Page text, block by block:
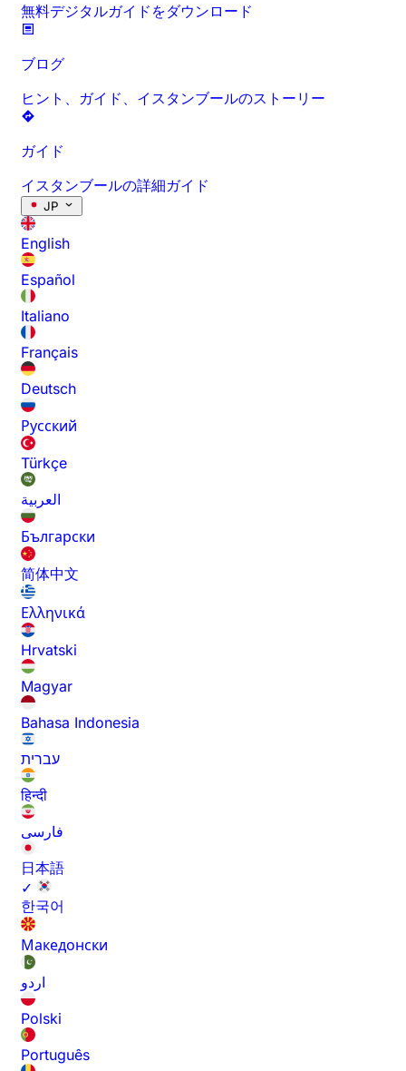
無料デジタルガイドをダウンロード
ブログ
ヒント、ガイド、イスタンブールのストーリー
ガイド
イスタンブールの詳細ガイド
JP
English
Español
Italiano
Français
Deutsch
Русский
Türkçe
العربية
Български
简体中文
Ελληνικά
Hrvatski
Magyar
Bahasa Indonesia
עברית
हिन्दी
فارسی
日本語
✓
한국어
Македонски
اردو
Polski
Português